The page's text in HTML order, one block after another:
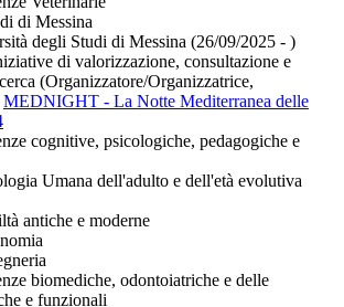
di Messina
degli Studi di Messina (26/09/2025 - )
di valorizzazione, consultazione e
(Organizzatore/Organizzatrice,
MEDNIGHT - La Notte Mediterranea delle
cognitive, psicologiche, pedagogiche e
Umana dell'adulto e dell'età evolutiva
antiche e moderne
biomediche, odontoiatriche e delle
e funzionali